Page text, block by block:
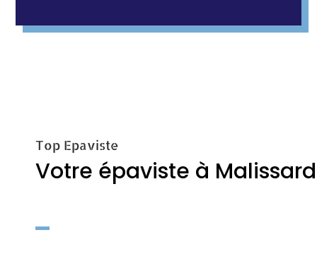
Top Epaviste
Votre épaviste à Malissard